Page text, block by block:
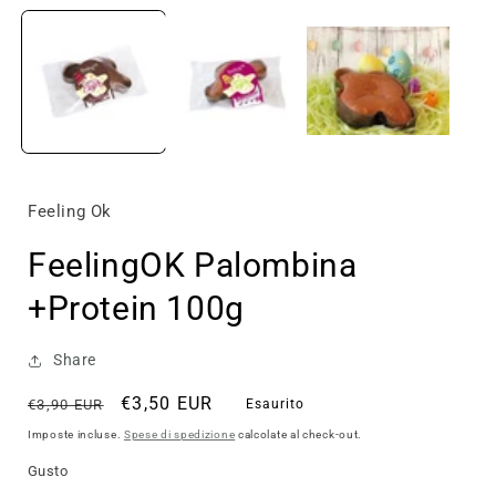
contenuti
finestra
modale
Feeling Ok
FeelingOK Palombina
+Protein 100g
Share
Prezzo
di
€3,90 EUR
Prezzo
scontato
€3,50 EUR Esaurito
Imposte incluse. Spese di spedizione calcolate al check-out.
Gusto